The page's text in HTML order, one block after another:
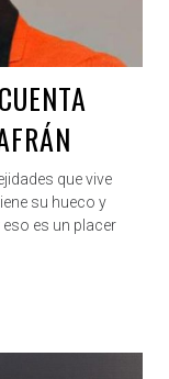
que vive
su hueco y
es un placer